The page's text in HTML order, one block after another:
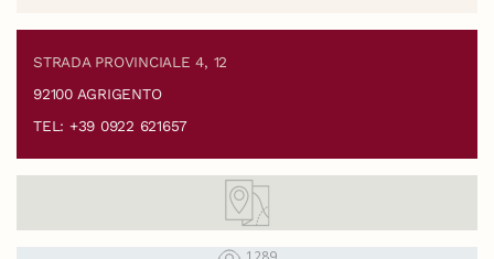
STRADA PROVINCIALE 4, 12
92100 AGRIGENTO
TEL: +39 0922 621657
1289